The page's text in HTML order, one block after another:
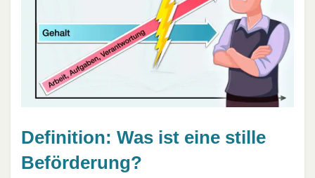
Definition: Was ist eine stille
Beförderung?